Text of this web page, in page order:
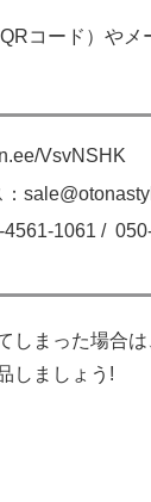
コード）やメ
VsvNSHK
：
4561-1061 /
しまった場合
しましょう!